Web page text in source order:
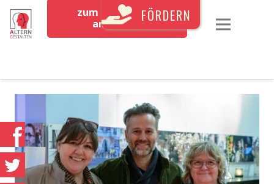
zum Newsletter
anmeldenFÖRDERN